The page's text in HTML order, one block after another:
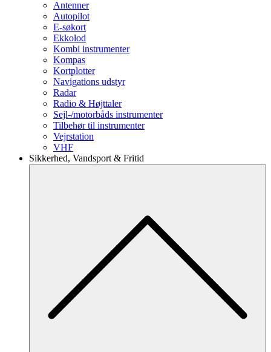
Antenner
Autopilot
E-søkort
Ekkolod
Kombi instrumenter
Kompas
Kortplotter
Navigations udstyr
Radar
Radio & Højttaler
Sejl-/motorbåds instrumenter
Tilbehør til instrumenter
Vejrstation
VHF
Sikkerhed, Vandsport & Fritid